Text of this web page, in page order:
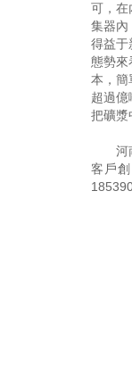
可，在
集器內
得益于
態勢來
本，簡
超過
把礦漿
河
客戶